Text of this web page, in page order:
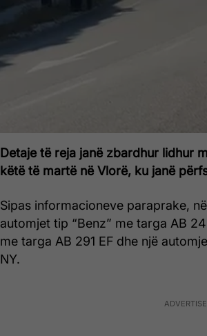
Detaje të reja janë zbardhur lidhur
këtë të martë në Vlorë, ku janë
Sipas informacioneve paraprake,
automjet tip “Benz” me targa AB
me targa AB 291 EF dhe një
NY.